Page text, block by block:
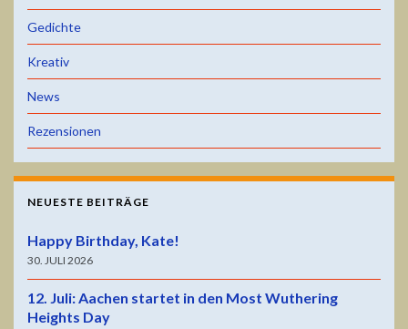
Gedichte
Kreativ
News
Rezensionen
NEUESTE BEITRÄGE
Happy Birthday, Kate!
30. JULI 2026
12. Juli: Aachen startet in den Most Wuthering
Heights Day